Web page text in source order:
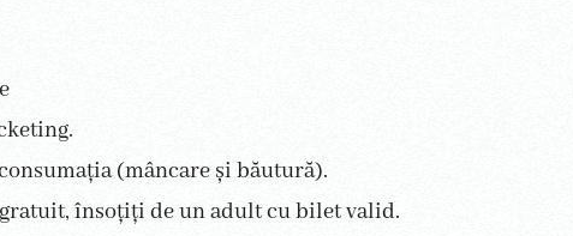
(mâncare și băutură).
însoțiți de un adult cu bilet valid.